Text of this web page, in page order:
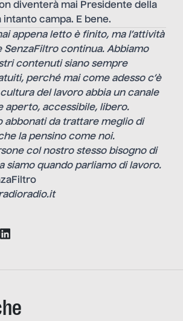
diventerà mai Presidente della
intanto campa. E bene.
appena letto è finito, ma l’attività
SenzaFiltro continua. Abbiamo
contenuti siano sempre
perché mai come adesso c’è
del lavoro abbia un canale
aperto, accessibile, libero.
abbonati da trattare meglio di
la pensino come noi.
col nostro stesso bisogno di
siamo quando parliamo di lavoro.